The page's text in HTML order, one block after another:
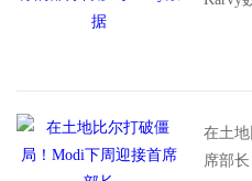
在土
席部长